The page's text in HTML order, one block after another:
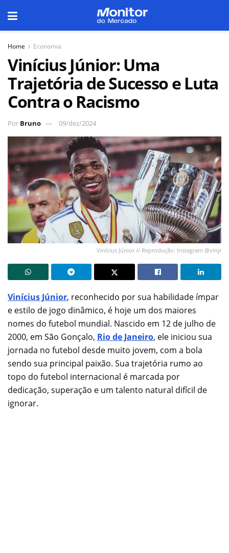
Home Economia
Vinícius Júnior: Uma
Trajetória de Sucesso e Luta
Contra o Racismo
Por Bruno 09/dez/2024
Vinícius Júnior // Reprodução: Instagram @vinjr
Vinícius Júnior, reconhecido por sua habilidade ímpar
e estilo de jogo dinâmico, é hoje um dos maiores
nomes do futebol mundial. Nascido em 12 de julho de
2000, em São Gonçalo, Rio de Janeiro, ele iniciou sua
jornada no futebol desde muito jovem, com a bola
sendo sua principal paixão. Sua trajetória rumo ao
topo do futebol internacional é marcada por
dedicação, superação e um talento natural difícil de
ignorar.